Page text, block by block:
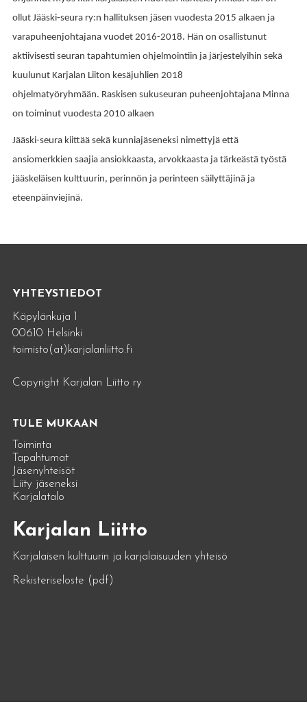
ollut Jääski-seura ry:n hallituksen jäsen vuodesta 2015 alkaen ja
varapuheenjohtajana vuodet 2016-2018. Hän on osallistunut
aktiivisesti seuran tapahtumien ohjelmointiin ja järjestelyihin sekä
kuulunut Karjalan Liiton kesäjuhlien 2018
ohjelmatyöryhmään. Raskisen sukuseuran puheenjohtajana Minna
on toiminut vuodesta 2010 alkaen
Jääski-seura kiittää sekä kunniajäseneksi nimettyjä että
ansiomerkkien saajia ansiokkaasta, arvokkaasta ja tärkeästä työstä
jääskeläisen kulttuurin, perinnön ja perinteen säilyttäjinä ja
eteenpäinviejinä.
YHTEYSTIEDOT
Käpylänkuja 1
00610 Helsinki
toimisto(at)karjalanliitto.fi
Copyright Karjalan Liitto ry
TULE MUKAAN
Toiminta
Tapahtumat
Jäsenyhteisöt
Liity jäseneksi
Karjalatalo
Karjalan Liitto
Karjalaisen kulttuurin ja karjalaisuuden yhteisö
Rekisteriseloste (pdf)